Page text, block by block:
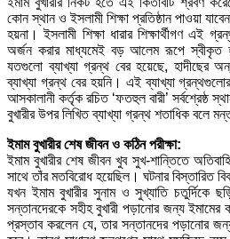
কোন স্থান ও ইসলামী শিক্ষা প্রতিষ্ঠান পাওয়া
হয়না। ইসলামী শিক্ষা ধারার শিক্ষার্থীগণ এই
অর্জন করার মাধ্যমেই বড় আলেম রূপে স্বীকৃত
যতগুলো ব্যাখ্যা গ্রন্থ বের হয়েছে, হাদীছের
ব্যাখ্যা গ্রন্থ বের হয়নি। এই ব্যাখ্যা
আসকালানী কর্তৃক রচিত ‘ফতহুল বারী’
বুখারীর উপর লিখিত ব্যাখ্যা গ্রন্থ শতাধিক বলে
ইমাম বুখারীর শেষ জীবন ও কঠিন পরীক্ষা:
ইমাম বুখারীর শেষ জীবন খুব সুখ-শান্তিতে
সাথে তাঁর মতবিরোধ হয়েছিল। ঘটনার বিস্তারিত
যখন ইমাম বুখারীর সুনাম ও সুখ্যাতি চতুর্দিকে
সন্তানদেরকে সহীহ বুখারী পড়ানোর জন্য
প্রস্তাব করলেন যে, তার সন্তানদের পড়ানোর